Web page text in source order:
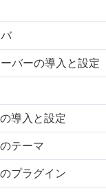
バーの導入と設定
導入と設定
テーマ
プラグイン